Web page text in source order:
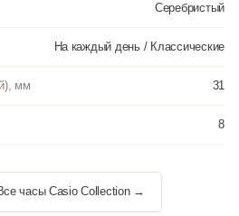
Серебристый
На каждый день / Классические
мм 31
8
часы Casio Collection →